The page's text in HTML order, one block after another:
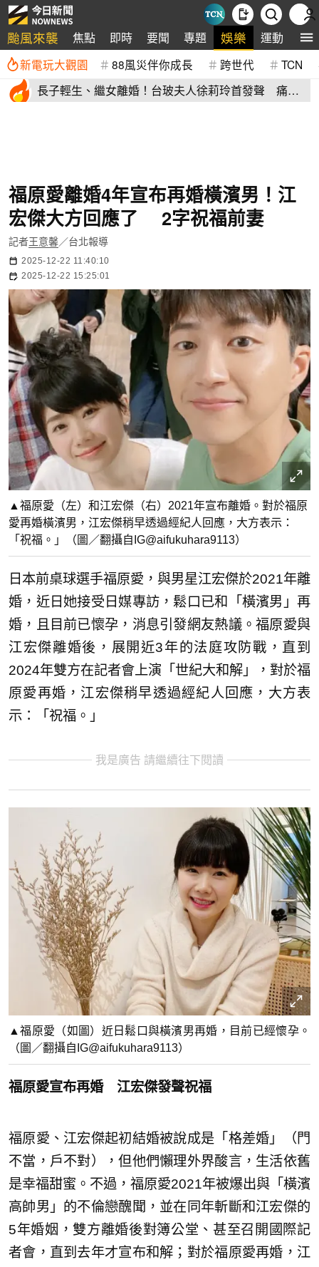
颱風來襲 焦點 即時 要聞 專題 娛樂 運動 全
新電玩大觀園 88風災伴你成長 跨世代 TCN
長子輕生、繼女離婚！台玻夫人徐莉玲首發聲 痛揭
福原愛離婚4年宣布再婚橫濱男！江
宏傑大方回應了 2字祝福前妻
記者王意馨／台北報導
2025-12-22 11:40:10
2025-12-22 15:25:01
▲福原愛（左）和江宏傑（右）2021年宣布離婚。對於福原
愛再婚橫濱男，江宏傑稍早透過經紀人回應，大方表示：
「祝福。」（圖／翻攝自IG@aifukuhara9113）
日本前桌球選手福原愛，與男星江宏傑於2021年離
婚，近日她接受日媒專訪，鬆口已和「橫濱男」再
婚，且目前已懷孕，消息引發網友熱議。福原愛與
江宏傑離婚後，展開近3年的法庭攻防戰，直到
2024年雙方在記者會上演「世紀大和解」，對於福
原愛再婚，江宏傑稍早透過經紀人回應，大方表
示：「祝福。」
我是廣告 請繼續往下閱讀
▲福原愛（如圖）近日鬆口與橫濱男再婚，目前已經懷孕。
（圖／翻攝自IG@aifukuhara9113）
福原愛宣布再婚 江宏傑發聲祝福
福原愛、江宏傑起初結婚被說成是「格差婚」（門
不當，戶不對），但他們懶理外界酸言，生活依舊
是幸福甜蜜。不過，福原愛2021年被爆出與「橫濱
高帥男」的不倫戀醜聞，並在同年斬斷和江宏傑的
5年婚姻，雙方離婚後對簿公堂、甚至召開國際記
者會，直到去年才宣布和解；對於福原愛再婚，江